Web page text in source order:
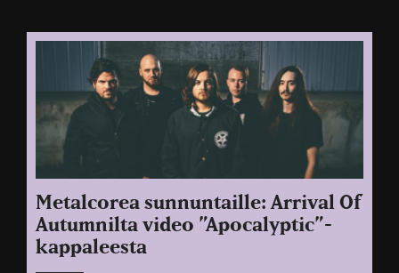
Metalcorea sunnuntaille: Arrival Of
Autumnilta video ”Apocalyptic”-
kappaleesta